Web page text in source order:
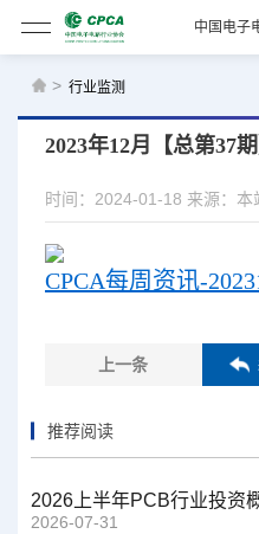
中国电子
> 行业监测
2023年12月【总第37期
时间：2024-01-18 来源：本
CPCA每周资讯-
上一条
推荐阅读
2026上半年PCB行业投资
2026-07-31